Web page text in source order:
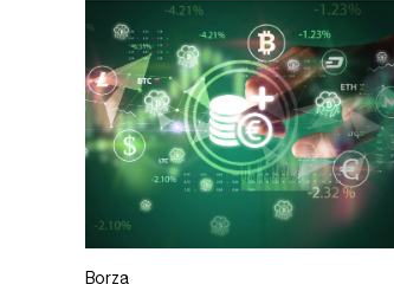
Borza